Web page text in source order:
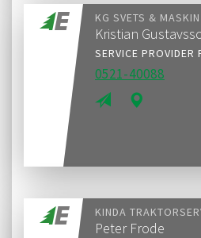
KG SVETS &
Kristian
SERVICE PROVIDER
0521-40088
KINDA
Peter Frode